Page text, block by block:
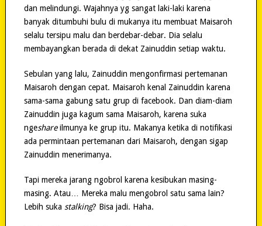
dan melindungi. Wajahnya yg sangat laki-laki karena
banyak ditumbuhi bulu di mukanya itu membuat Maisaroh
selalu tersipu malu dan berdebar-debar. Dia selalu
membayangkan berada di dekat Zainuddin setiap waktu.
Sebulan yang lalu, Zainuddin mengonfirmasi pertemanan
Maisaroh dengan cepat. Maisaroh kenal Zainuddin karena
sama-sama gabung satu grup di facebook. Dan diam-diam
Zainuddin juga kagum sama Maisaroh, karena suka
ngeshareilmunya ke grup itu. Makanya ketika di notifikasi
ada permintaan pertemanan dari Maisaroh, dengan sigap
Zainuddin menerimanya.
Tapi mereka jarang ngobrol karena kesibukan masing-
masing. Atau… Mereka malu mengobrol satu sama lain?
Lebih suka stalking? Bisa jadi. Haha.